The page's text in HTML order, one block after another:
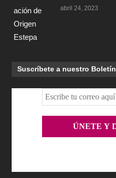
abril 24, 2023
Suscríbete a nuestro Boletín